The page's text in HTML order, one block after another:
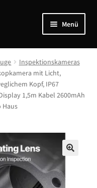
Menü
Inspektionskameras
mit Licht,
Kopf, IP67
1,5m Kabel 2600mAh
Haus